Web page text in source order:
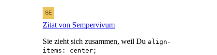
Zitat von Sempervivum
Sie zieht sich zusammen, weil Du align-
items: center;